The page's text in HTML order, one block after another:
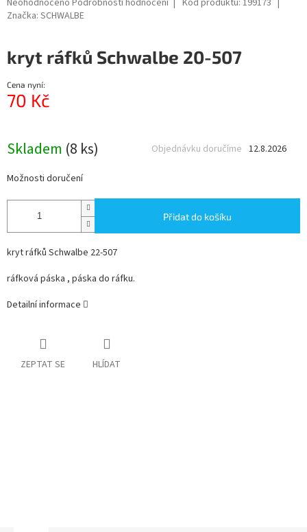
hodnocení
0,0
z
5
hvězdiček.
Neohodnoceno Podrobnosti hodnocení Kód produktu: 199173
Značka: SCHWALBE
kryt ráfků Schwalbe 20-507
Cena nyní:
70 Kč
Skladem (8 ks) 12.8.2026
Objednávku doručíme
Možnosti doručení
Přidat do košíku
kryt ráfků Schwalbe 22-507
ráfková páska , páska do ráfku.
Detailní informace
ZEPTAT SE HLÍDAT